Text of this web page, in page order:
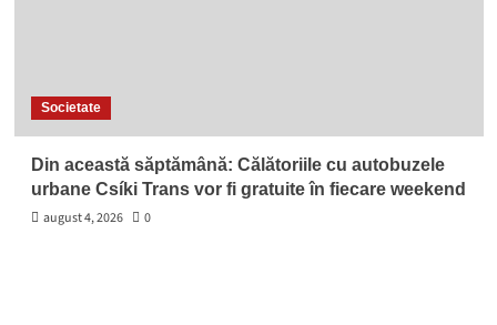
Societate
Din această săptămână: Călătoriile cu autobuzele
urbane Csíki Trans vor fi gratuite în fiecare weekend
august 4, 2026
0